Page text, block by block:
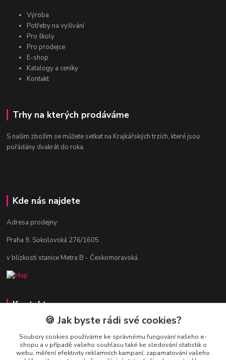
Výroba
Potřeby na vyšívání
Pro školy
Pro prodejce
E-shop
Katalogy a ceníky
Kontakt
Trhy na kterých prodáváme
S našim zbožím se můžete setkat na Krajkářských trzích, které jsou
pořádány dvakrát do roka.
Kde nás najdete
Adresa prodejny:
Praha 9, Sokolovská 276/1605
v blízkosti stanice Metra B - Českomoravská
Kontakty
Jitka Vlasáková
281 916 793
Po-Čt 8-16:30, Pá 8-14:30
🍪 Jak byste rádi své cookies?
Soubory cookies používáme ke správnému fungování našeho e-
shopu a v případě vašeho souhlasu také ke sledování statistik o
webu, měření efektivity reklamních kampaní, zapamatování vašeho